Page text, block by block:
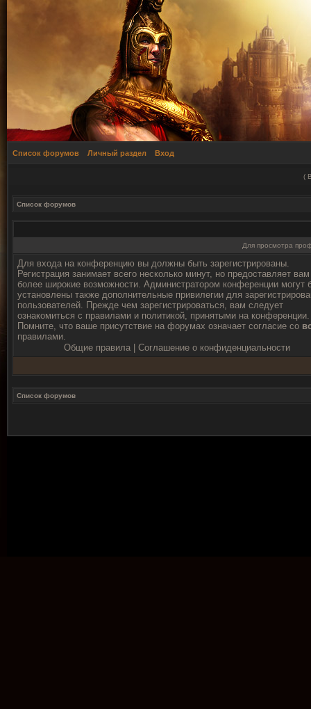
Список форумов Личный раздел Вход
(
Список форумов
Для просмотра
Для входа на конференцию вы должны быть зарегистрированы.
Регистрация занимает всего несколько минут, но предоставляет вам
более широкие возможности. Администратором конференции могут
установлены также дополнительные привилегии для
пользователей. Прежде чем зарегистрироваться, вам следует
ознакомиться с правилами и политикой, принятыми на конференции.
Помните, что ваше присутствие на форумах означает согласие со
правилами.
Общие правила| Соглашение о конфиденциальности
Список форумов